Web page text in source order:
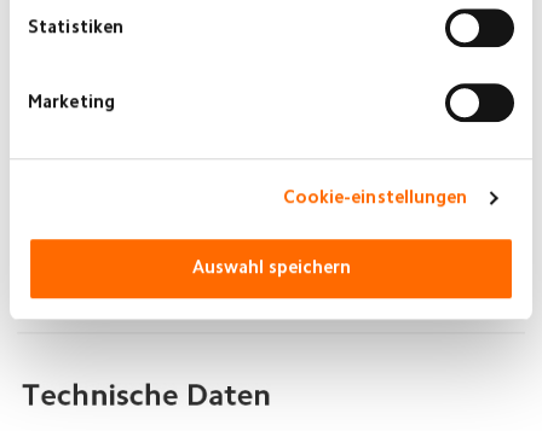
Statistiken
Marketing
Cookie-einstellungen
Auswahl speichern